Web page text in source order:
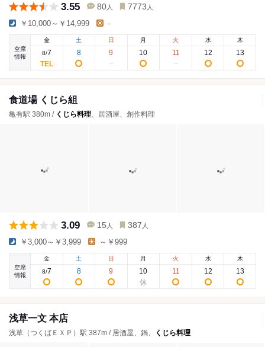
3.55 80 人 7773 人
￥10,000～￥14,999 -
空席
情報
金
8/7
土
8
日
9
月
10
火
11
水
12
木
13
食道場 くじら組
亀有駅 380m / くじら料理、居酒屋、創作料理
3.09 15 人 387 人
￥3,000～￥3,999 ～￥999
空席
情報
金
8/7
土
8
日
9
月
10
火
11
水
12
木
13
浅草一文 本店
浅草（つくばＥＸＰ）駅 387m / 居酒屋、鍋、 くじら料理